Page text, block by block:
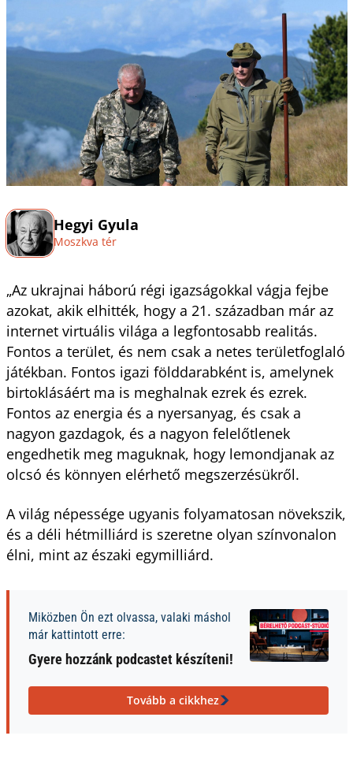
Hegyi Gyula
Moszkva tér
„Az ukrajnai háború régi igazságokkal vágja fejbe
azokat, akik elhitték, hogy a 21. században már az
internet virtuális világa a legfontosabb realitás.
Fontos a terület, és nem csak a netes területfoglaló
játékban. Fontos igazi földdarabként is, amelynek
birtoklásáért ma is meghalnak ezrek és ezrek.
Fontos az energia és a nyersanyag, és csak a
nagyon gazdagok, és a nagyon felelőtlenek
engedhetik meg maguknak, hogy lemondjanak az
olcsó és könnyen elérhető megszerzésükről.
A világ népessége ugyanis folyamatosan növekszik,
és a déli hétmilliárd is szeretne olyan színvonalon
élni, mint az északi egymilliárd.
Miközben Ön ezt olvassa, valaki máshol
már kattintott erre:
Gyere hozzánk podcastet készíteni!
Tovább a cikkhez